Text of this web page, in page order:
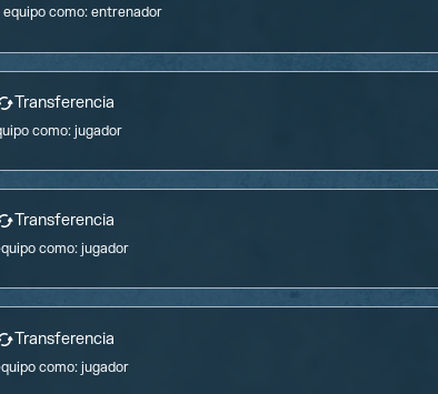
equipo como:entrenador
Transferencia
como:jugador
Transferencia
como:jugador
Transferencia
como:jugador